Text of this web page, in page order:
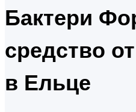
Бактери
средство
в Ельце